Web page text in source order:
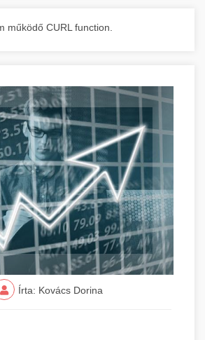
működő CURL function.
Írta: Kovács Dorina